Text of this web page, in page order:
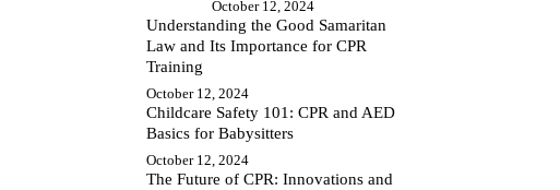
October 12, 2024
Understanding the Good Samaritan
Law and Its Importance for CPR
Training
October 12, 2024
Childcare Safety 101: CPR and AED
Basics for Babysitters
October 12, 2024
The Future of CPR: Innovations and